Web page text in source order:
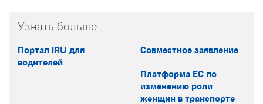
Узнать больше
Портал IRU для
водителей
Совместное заявление
Платформа ЕС по
изменению роли
женщин в транспорте